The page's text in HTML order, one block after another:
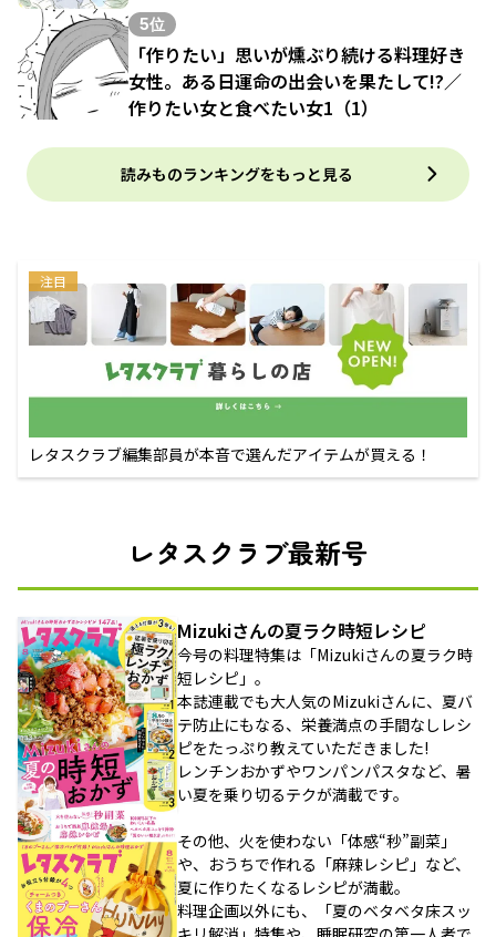
5位
「作りたい」思いが燻ぶり続ける料理好き
女性。ある日運命の出会いを果たして!?／
作りたい女と食べたい女1（1）
読みものランキングをもっと見る
注目
レタスクラブ編集部員が本音で選んだアイテムが買える！
レタスクラブ最新号
Mizukiさんの夏ラク時短レシピ
今号の料理特集は「Mizukiさんの夏ラク時
短レシピ」。
本誌連載でも大人気のMizukiさんに、夏バ
テ防止にもなる、栄養満点の手間なしレシ
ピをたっぷり教えていただきました!
レンチンおかずやワンパンパスタなど、暑
い夏を乗り切るテクが満載です。
その他、火を使わない「体感“秒”副菜」
や、おうちで作れる「麻辣レシピ」など、
夏に作りたくなるレシピが満載。
料理企画以外にも、「夏のベタベタ床スッ